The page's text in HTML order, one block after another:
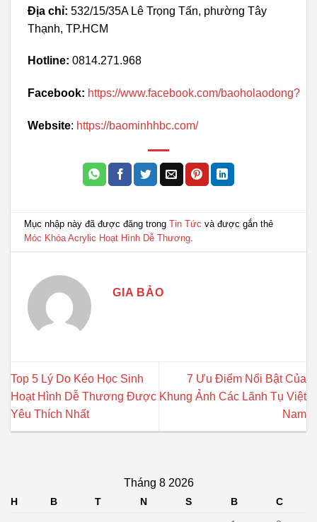
Địa chỉ: 532/15/35A Lê Trọng Tấn, phường Tây
Thạnh, TP.HCM
Hotline: 0814.271.968
Facebook: https://www.facebook.com/baoholaodong?
Website: https://baominhhbc.com/
Mục nhập này đã được đăng trongTin Tức và được gắn thẻ
Móc Khóa Acrylic Hoạt Hình Dễ Thương.
GIA BẢO
Top 5 Lý Do Kéo Học Sinh
Hoạt Hình Dễ Thương Được
Yêu Thích Nhất
7 Ưu Điểm Nổi Bật Của
Khung Ảnh Các Lãnh Tụ Việt
Nam
Tháng 8 2026
H B T N S B
C